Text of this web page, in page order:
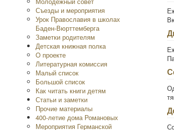
Съезды и мероприятия
Урок Православия в школах
Баден-Вюрттемберга
Заметки родителям
Детская книжная полка
O проекте
Литературная комиссия
Малый список
Большой список
Как читать книги детям
Статьи и заметки
Прочие материалы
400-летие дома Романовых
Мероприятия Германской